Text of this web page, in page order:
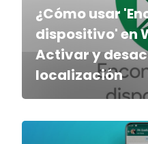
¿Cómo usar
dispositivo' en
Activar y
localización